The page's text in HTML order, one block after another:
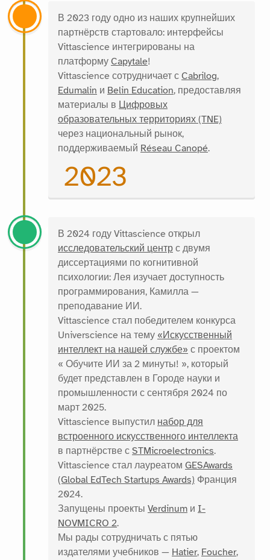
В 2023 году одно из наших крупнейших
партнёрств стартовало: интерфейсы
Vittascience интегрированы на
платформу Capytale!
Vittascience сотрудничает с Cabrilog,
Edumalin и Belin Education, предоставляя
материалы в Цифровых
образовательных территориях (TNE)
через национальный рынок,
поддерживаемый Réseau Canopé.
2023
В 2024 году Vittascience открыл
исследовательский центр с двумя
диссертациями по когнитивной
психологии: Лея изучает доступность
программирования, Камилла —
преподавание ИИ.
Vittascience стал победителем конкурса
Universcience на тему «Искусственный
интеллект на нашей службе» с проектом
« Обучите ИИ за 2 минуты! », который
будет представлен в Городе науки и
промышленности с сентября 2024 по
март 2025.
Vittascience выпустил набор для
встроенного искусственного интеллекта
в партнёрстве с STMicroelectronics.
Vittascience стал лауреатом GESAwards
(Global EdTech Startups Awards) Франция
2024.
Запущены проекты Verdinum и I-
NOVMICRO 2.
Мы рады сотрудничать с пятью
издателями учебников — Hatier, Foucher,